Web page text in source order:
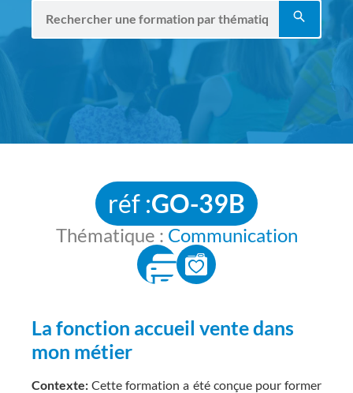
réf :GO-39B
Thématique : Communication
La fonction accueil vente dans
mon métier
Contexte: Cette formation a été conçue pour former